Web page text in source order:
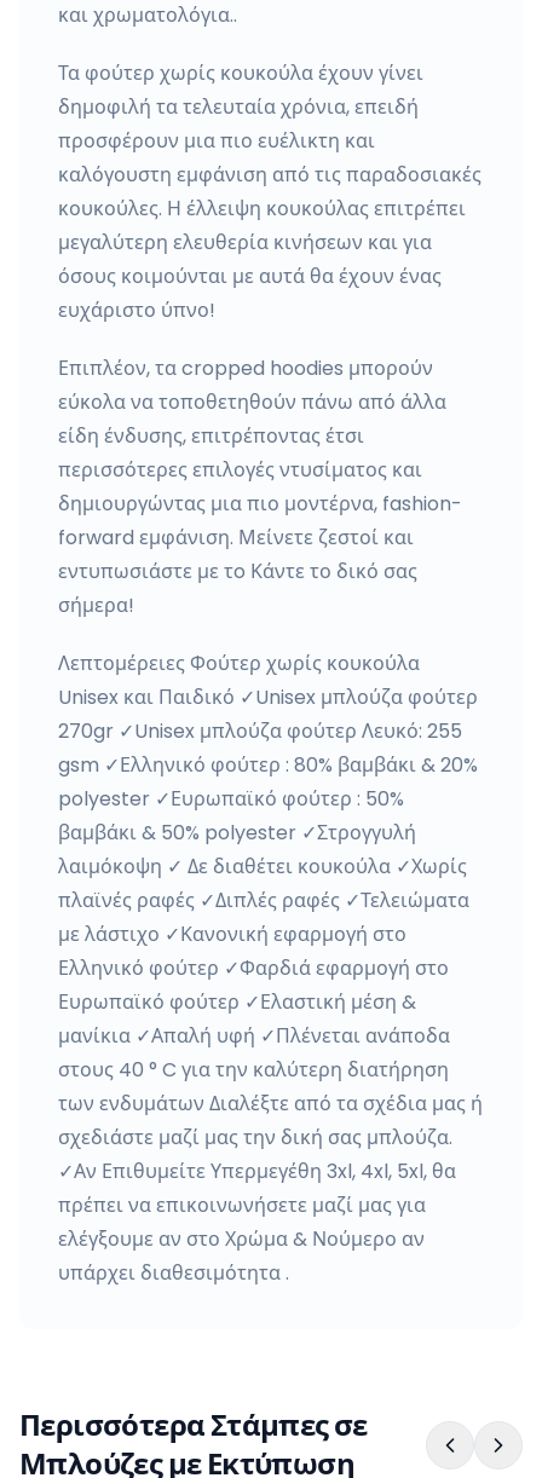
και χρωματολόγια..
Τα φούτερ χωρίς κουκούλα έχουν γίνει
δημοφιλή τα τελευταία χρόνια, επειδή
προσφέρουν μια πιο ευέλικτη και
καλόγουστη εμφάνιση από τις παραδοσιακές
κουκούλες. Η έλλειψη κουκούλας επιτρέπει
μεγαλύτερη ελευθερία κινήσεων και για
όσους κοιμούνται με αυτά θα έχουν ένας
ευχάριστο ύπνο!
Επιπλέον, τα cropped hoodies μπορούν
εύκολα να τοποθετηθούν πάνω από άλλα
είδη ένδυσης, επιτρέποντας έτσι
περισσότερες επιλογές ντυσίματος και
δημιουργώντας μια πιο μοντέρνα, fashion-
forward εμφάνιση. Μείνετε ζεστοί και
εντυπωσιάστε με τo Κάντε το δικό σας
σήμερα!
Λεπτομέρειες Φούτερ χωρίς κουκούλα
Unisex και Παιδικό ✓Unisex μπλούζα φούτερ
270gr ✓Unisex μπλούζα φούτερ Λευκό: 255
gsm ✓Ελληνικό φούτερ : 80% βαμβάκι & 20%
polyester ✓Ευρωπαϊκό φούτερ : 50%
βαμβάκι & 50% polyester ✓Στρογγυλή
λαιμόκοψη ✓ Δε διαθέτει κουκούλα ✓Χωρίς
πλαϊνές ραφές ✓Διπλές ραφές ✓Τελειώματα
με λάστιχο ✓Κανονική εφαρμογή στο
Ελληνικό φούτερ ✓Φαρδιά εφαρμογή στο
Ευρωπαϊκό φούτερ ✓Ελαστική μέση &
μανίκια ✓Απαλή υφή ✓Πλένεται ανάποδα
στους 40 ° C για την καλύτερη διατήρηση
των ενδυμάτων Διαλέξτε από τα σχέδια μας ή
σχεδιάστε μαζί μας την δική σας μπλούζα.
✓Αν Επιθυμείτε Υπερμεγέθη 3xl, 4xl, 5xl, θα
πρέπει να επικοινωνήσετε μαζί μας για
ελέγξουμε αν στο Χρώμα & Νούμερο αν
υπάρχει διαθεσιμότητα .
Περισσότερα Στάμπες σε
Μπλούζες με Εκτύπωση